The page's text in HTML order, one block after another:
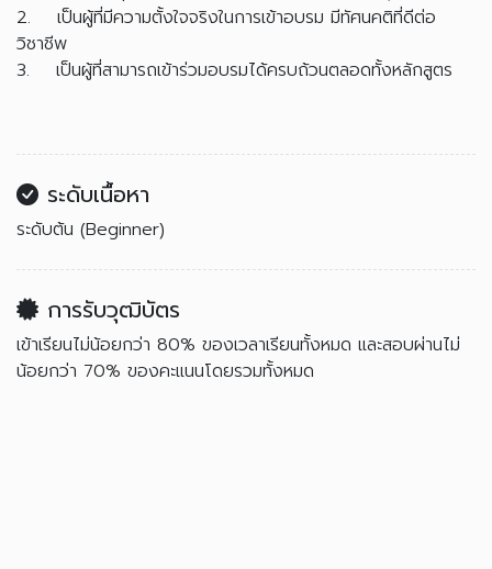
2. เป็นผู้ที่มีความตั้งใจจริงในการเข้าอบรม มีทัศนคติที่ดีต่อ
วิชาชีพ
3. เป็นผู้ที่สามารถเข้าร่วมอบรมได้ครบถ้วนตลอดทั้งหลักสูตร
ระดับเนื้อหา
ระดับต้น (Beginner)
การรับวุฒิบัตร
เข้าเรียนไม่น้อยกว่า 80% ของเวลาเรียนทั้งหมด และสอบผ่านไม่
น้อยกว่า 70% ของคะแนนโดยรวมทั้งหมด